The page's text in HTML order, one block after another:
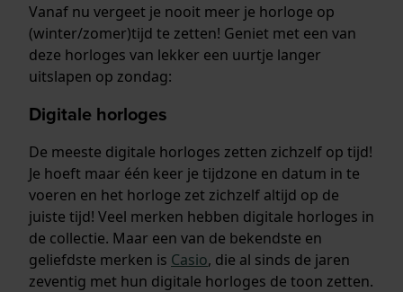
Vanaf nu vergeet je nooit meer je horloge op
(winter/zomer)tijd te zetten! Geniet met een van
deze horloges van lekker een uurtje langer
uitslapen op zondag:
Digitale horloges
De meeste digitale horloges zetten zichzelf op tijd!
Je hoeft maar één keer je tijdzone en datum in te
voeren en het horloge zet zichzelf altijd op de
juiste tijd! Veel merken hebben digitale horloges in
de collectie. Maar een van de bekendste en
geliefdste merken is Casio, die al sinds de jaren
zeventig met hun digitale horloges de toon zetten.